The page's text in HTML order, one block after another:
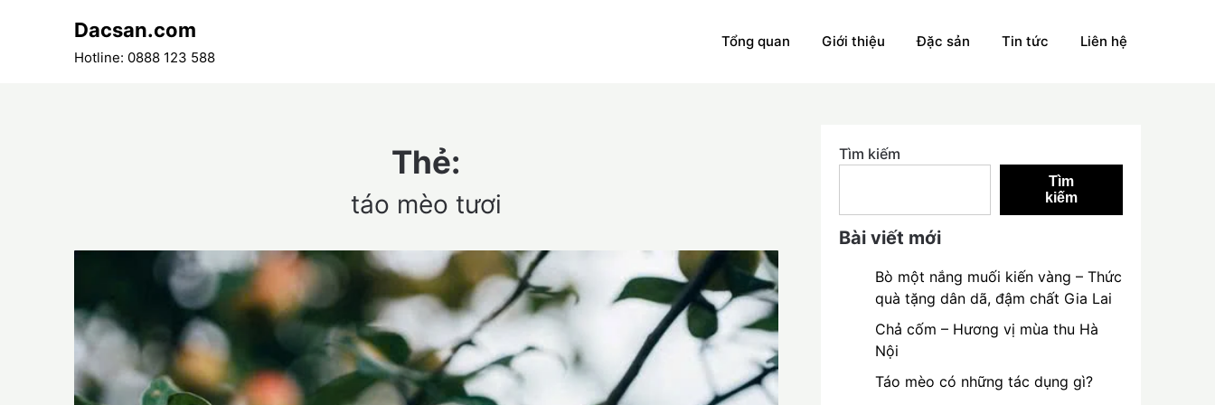
Dacsan.com
Hotline: 0888 123 588
Tổng quan Giới thiệu Đặc sản Tin tức Liên hệ
Thẻ:
táo mèo tươi
Tìm kiếm
Tìm
kiếm
Bài viết mới
Bò một nắng muối kiến vàng – Thức
quà tặng dân dã, đậm chất Gia Lai
Chả cốm – Hương vị mùa thu Hà
Nội
Táo mèo có những tác dụng gì?